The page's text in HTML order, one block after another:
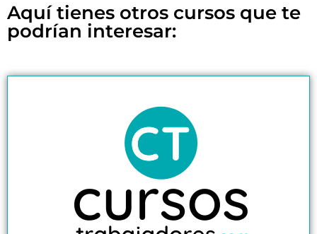
Aquí tienes otros cursos que te
podrían interesar: